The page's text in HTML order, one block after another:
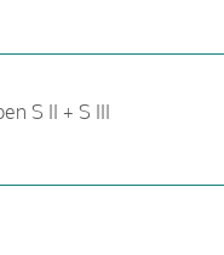
S II + S III